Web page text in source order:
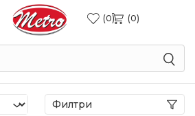
0 0
Филтри